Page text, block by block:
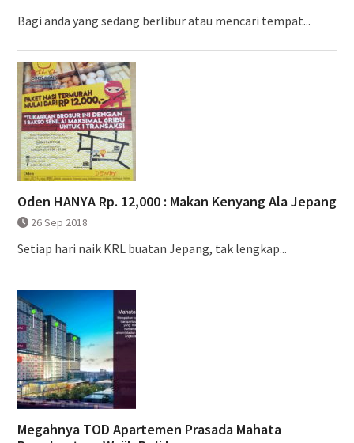
Bagi anda yang sedang berlibur atau mencari tempat...
Oden HANYA Rp. 12,000 : Makan Kenyang Ala Jepang
26 Sep 2018
Setiap hari naik KRL buatan Jepang, tak lengkap...
Megahnya TOD Apartemen Prasada Mahata